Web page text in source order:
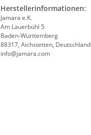
Herstellerinformationen:
Jamara e.K.
Am Lauerbühl 5
Baden-Württemberg
88317, Aichstetten, Deutschland
info@jamara.com